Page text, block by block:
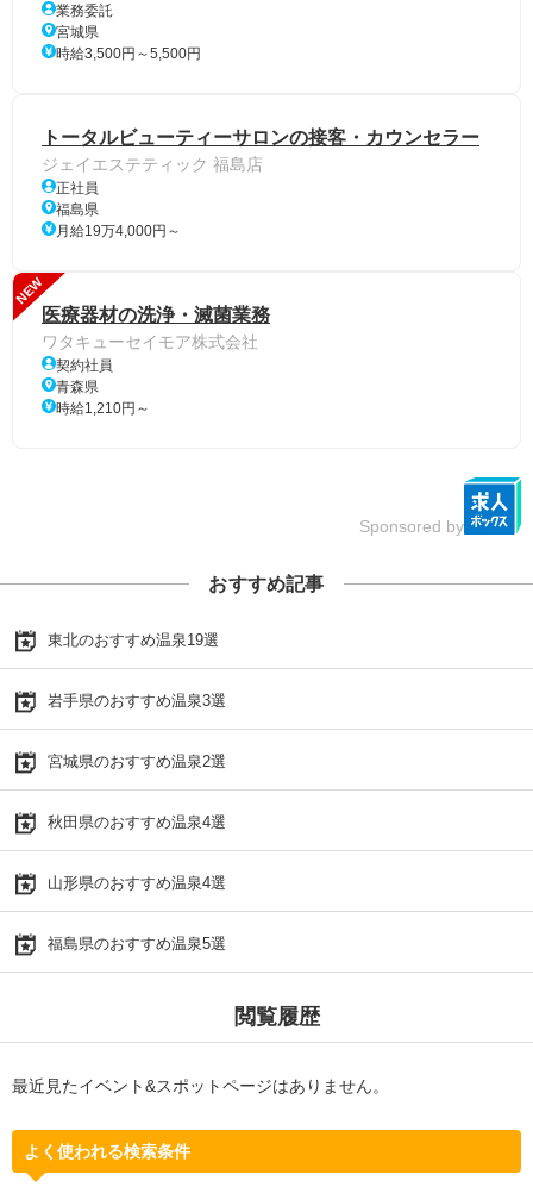
業務委託
宮城県
時給3,500円～5,500円
トータルビューティーサロンの接客・カウンセラー
ジェイエステティック 福島店
正社員
福島県
月給19万4,000円～
NEW
医療器材の洗浄・滅菌業務
ワタキューセイモア株式会社
契約社員
青森県
時給1,210円～
Sponsored by
おすすめ記事
東北のおすすめ温泉19選
岩手県のおすすめ温泉3選
宮城県のおすすめ温泉2選
秋田県のおすすめ温泉4選
山形県のおすすめ温泉4選
福島県のおすすめ温泉5選
閲覧履歴
最近見たイベント&スポットページはありません。
よく使われる検索条件